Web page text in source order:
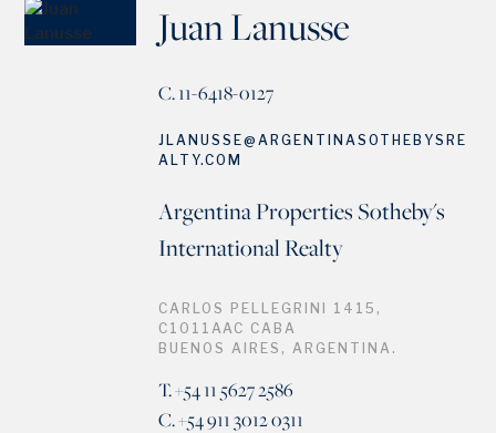
Juan Lanusse
C. 11-6418-0127
JLANUSSE@ARGENTINASOTHEBYSRE
ALTY.COM
Argentina Properties Sotheby's
International Realty
CARLOS PELLEGRINI 1415,
C1011AAC CABA
BUENOS AIRES, ARGENTINA.
T. +54 11 5627 2586
C. +54 911 3012 0311